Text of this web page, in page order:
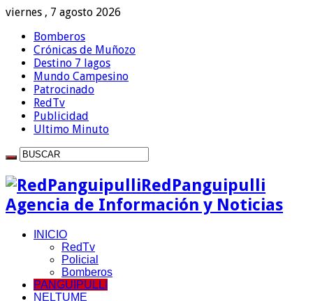
viernes , 7 agosto 2026
Bomberos
Crónicas de Muñozo
Destino 7 lagos
Mundo Campesino
Patrocinado
RedTv
Publicidad
Ultimo Minuto
RedPanguipulli
Agencia de Información y Noticias
INICIO
RedTv
Policial
Bomberos
PANGUIPULLI
NELTUME